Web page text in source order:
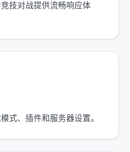
技对战提供流畅响应体
式、插件和服务器设置。